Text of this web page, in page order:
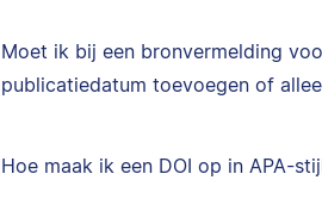
Moet ik bij een bronvermelding
publicatiedatum toevoegen of
Hoe maak ik een DOI op in APA-